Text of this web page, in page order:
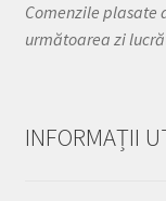
Comenzile plasate
următoarea zi
INFORMAȚII